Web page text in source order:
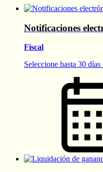
Notificaciones
Fiscal
Seleccione hasta 30